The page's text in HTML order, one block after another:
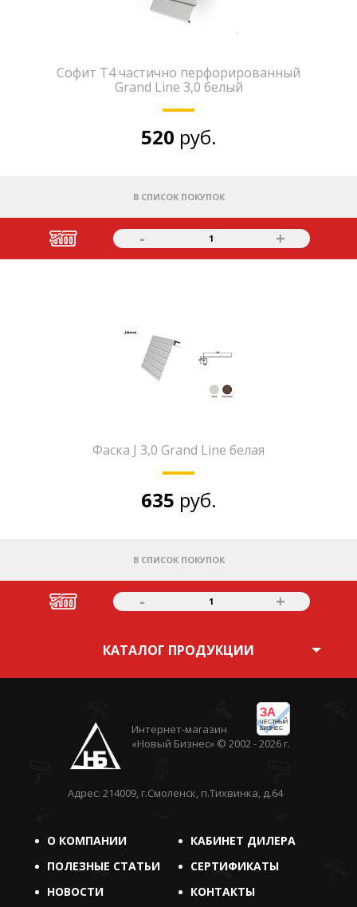
Софит T4 частично перфорированный
Grand Line 3,0 белый
520 руб.
В СПИСОК ПОКУПОК
- 1 +
Фаска J 3,0 Grand Line белая
635 руб.
В СПИСОК ПОКУПОК
- 1 +
КАТАЛОГ ПРОДУКЦИИ
ЗА
ЧЕСТНЫЙ
БИЗНЕС
Интернет-магазин
«Новый Бизнес» © 2002 - 2026 г.
Адрес: 214009, г.Смоленск, п.Тихвинка, д.64
О КОМПАНИИ
КАБИНЕТ ДИЛЕРА
ПОЛЕЗНЫЕ СТАТЬИ
СЕРТИФИКАТЫ
НОВОСТИ
КОНТАКТЫ